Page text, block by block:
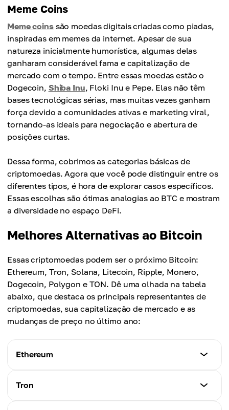
Meme Coins
Meme coinssão moedas digitais criadas como piadas,
inspiradas em memes da internet. Apesar de sua
natureza inicialmente humorística, algumas delas
ganharam considerável fama e capitalização de
mercado com o tempo. Entre essas moedas estão o
Dogecoin, Shiba Inu, Floki Inu e Pepe. Elas não têm
bases tecnológicas sérias, mas muitas vezes ganham
força devido a comunidades ativas e marketing viral,
tornando-as ideais para negociação e abertura de
posições curtas.
Dessa forma, cobrimos as categorias básicas de
criptomoedas. Agora que você pode distinguir entre os
diferentes tipos, é hora de explorar casos específicos.
Essas escolhas são ótimas analogias ao BTC e mostram
a diversidade no espaço DeFi.
Melhores Alternativas ao Bitcoin
Essas criptomoedas podem ser o próximo Bitcoin:
Ethereum, Tron, Solana, Litecoin, Ripple, Monero,
Dogecoin, Polygon e TON. Dê uma olhada na tabela
abaixo, que destaca os principais representantes de
criptomoedas, sua capitalização de mercado e as
mudanças de preço no último ano:
Ethereum
Capitalização de Mercado (B)
Tron